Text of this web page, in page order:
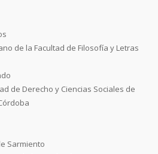
de la Facultad de Filosofía y Letras
de Derecho y Ciencias Sociales de
Sarmiento